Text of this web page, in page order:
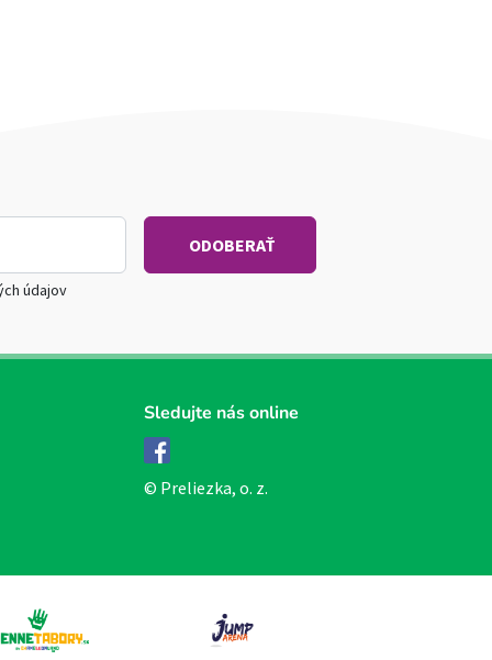
údajov
Sledujte nás online
© Preliezka, o. z.